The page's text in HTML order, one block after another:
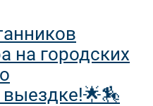
на городских